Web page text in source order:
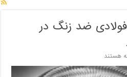
ضد زنگ در
هستند